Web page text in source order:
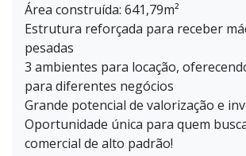
Área construída: 641,79m²
Estrutura reforçada para receber
pesadas
3 ambientes para locação,
para diferentes negócios
Grande potencial de valorização e
Oportunidade única para quem
comercial de alto padrão!